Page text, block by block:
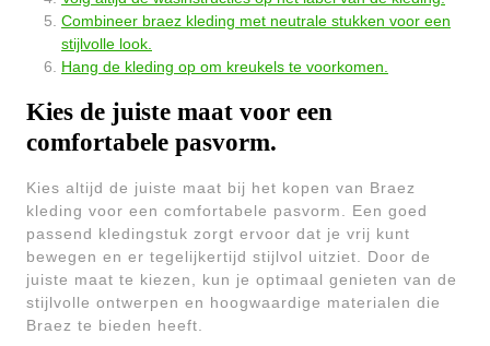
Combineer braez kleding met neutrale stukken voor een
stijlvolle look.
Hang de kleding op om kreukels te voorkomen.
Kies de juiste maat voor een
comfortabele pasvorm.
Kies altijd de juiste maat bij het kopen van Braez
kleding voor een comfortabele pasvorm. Een goed
passend kledingstuk zorgt ervoor dat je vrij kunt
bewegen en er tegelijkertijd stijlvol uitziet. Door de
juiste maat te kiezen, kun je optimaal genieten van de
stijlvolle ontwerpen en hoogwaardige materialen die
Braez te bieden heeft.